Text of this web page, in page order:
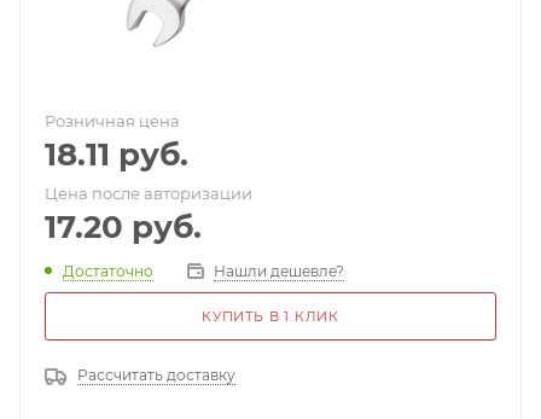
Розничная цена
18.11 руб.
Цена после авторизации
17.20 руб.
Достаточно Нашли дешевле?
КУПИТЬ В 1 КЛИК
Рассчитать доставку